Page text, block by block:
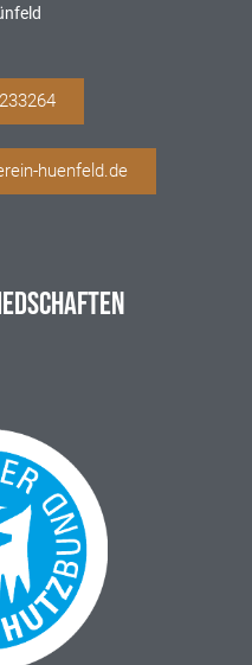
huenfeld.de